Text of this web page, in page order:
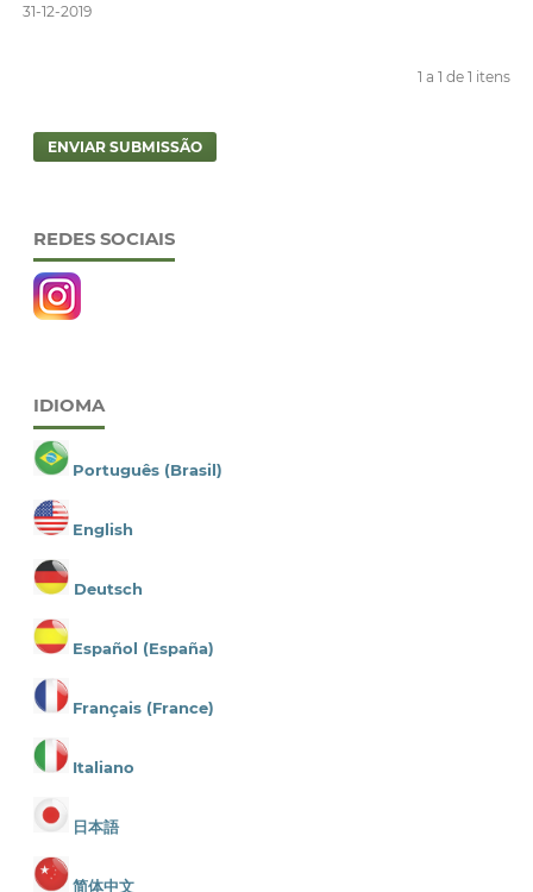
31-12-2019
1 a 1 de 1 itens
ENVIAR SUBMISSÃO
REDES SOCIAIS
IDIOMA
Português (Brasil)
English
Deutsch
Español (España)
Français (France)
Italiano
日本語
简体中文